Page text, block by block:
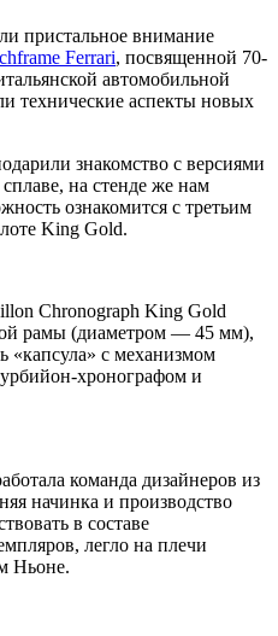
пристальное внимание
Ferrari, посвященной 70-
автомобильной
технические аспекты новых
знакомство с версиями
на стенде же нам
ознакомится с третьим
King Gold.
Chronograph King Gold
рамы (диаметром — 45 мм),
«капсула» с механизмом
хронографом и
команда дизайнеров из
начинка и производство
в составе
легло на плечи
Ньоне.